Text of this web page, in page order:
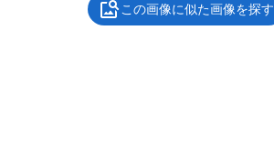
この画像に似た画像を探す